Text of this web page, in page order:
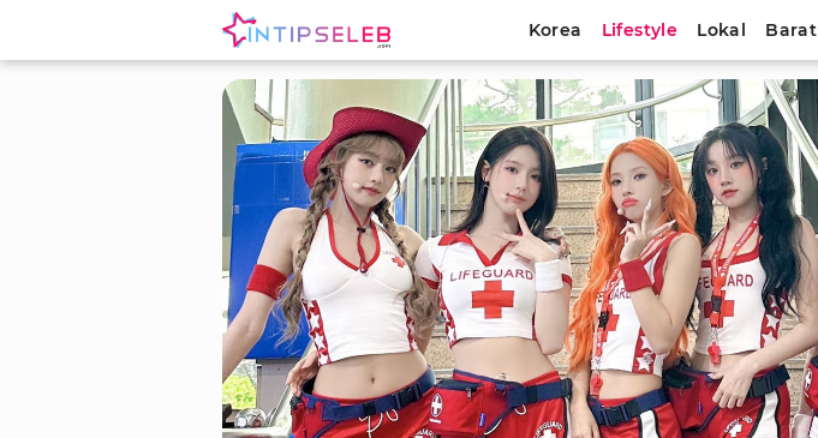
Korea Lifestyle Lokal Barat